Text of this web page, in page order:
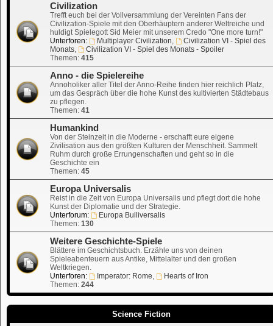
Civilization
Trefft euch bei der Vollversammlung der Vereinten Fans der
Civilization-Spiele mit den Oberhäuptern anderer Weltreiche und
huldigt Spielegott Sid Meier mit unserem Credo "One more turn!"
Unterforen:
Multiplayer Civilization,
Civilization VI - Spiel des
Monats,
Civilization VI - Spiel des Monats - Spoiler
Themen: 415
Anno - die Spielereihe
Annoholiker aller Titel der Anno-Reihe finden hier reichlich Platz,
um das Gespräch über die hohe Kunst des kultivierten Städtebaus
zu pflegen.
Themen: 41
Humankind
Von der Steinzeit in die Moderne - erschafft eure eigene
Zivilisation aus den größten Kulturen der Menschheit. Sammelt
Ruhm durch große Errungenschaften und geht so in die
Geschichte ein
Themen: 45
Europa Universalis
Reist in die Zeit von Europa Universalis und pflegt dort die hohe
Kunst der Diplomatie und der Strategie.
Unterforum:
Europa Bulliversalis
Themen: 130
Weitere Geschichte-Spiele
Blättere im Geschichtsbuch. Erzähle uns von deinen
Spieleabenteuern aus Antike, Mittelalter und den großen
Weltkriegen.
Unterforen:
Imperator: Rome,
Hearts of Iron
Themen: 244
Science Fiction